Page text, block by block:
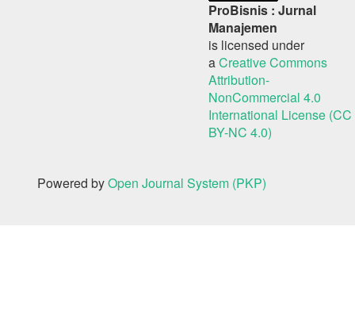
ProBisnis : Jurnal
Manajemen
is licensed under
aCreative Commons
Attribution-
NonCommercial 4.0
International License (CC
BY-NC 4.0)
Powered byOpen Journal System (PKP)